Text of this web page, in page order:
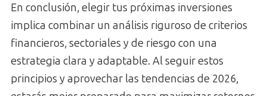
En conclusión, elegir tus próximas inversiones
implica combinar un análisis riguroso de criterios
financieros, sectoriales y de riesgo con una
estrategia clara y adaptable. Al seguir estos
principios y aprovechar las tendencias de 2026,